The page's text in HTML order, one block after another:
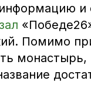
и
Помимо